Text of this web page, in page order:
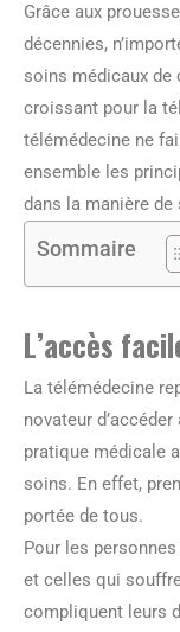
Grâce aux
décennies,
soins médicaux de
croissant pour la
télémédecine ne
ensemble les
dans la manière de
Sommaire
L’accès
La télémédecine
novateur
pratique médicale
soins. En effet,
portée de tous.
Pour les
et celles qui
compliquent leurs